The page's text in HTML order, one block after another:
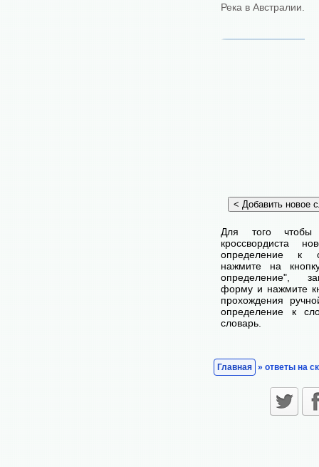
Река в Австралии.
Для того чтобы
кроссвордиста
определение к
нажмите на
определение",
форму и нажмите
прохождения
определение к
словарь.
Главная » ответы на